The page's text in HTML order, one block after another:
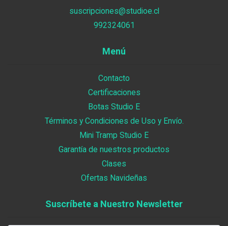
suscripciones@studioe.cl
992324061
Menú
Contacto
Certificaciones
Botas Studio E
Términos y Condiciones de Uso y Envío.
Mini Tramp Studio E
Garantía de nuestros productos
Clases
Ofertas Navideñas
Suscríbete a Nuestro Newsletter